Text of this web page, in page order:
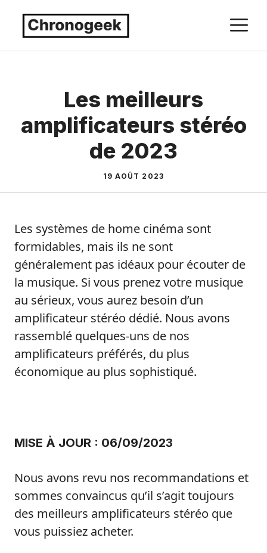
Les meilleurs
amplificateurs stéréo
de 2023
19 AOÛT 2023
Les systèmes de home cinéma sont
formidables, mais ils ne sont
généralement pas idéaux pour écouter de
la musique. Si vous prenez votre musique
au sérieux, vous aurez besoin d’un
amplificateur stéréo dédié. Nous avons
rassemblé quelques-uns de nos
amplificateurs préférés, du plus
économique au plus sophistiqué.
MISE À JOUR : 06/09/2023
Nous avons revu nos recommandations et
sommes convaincus qu’il s’agit toujours
des meilleurs amplificateurs stéréo que
vous puissiez acheter.